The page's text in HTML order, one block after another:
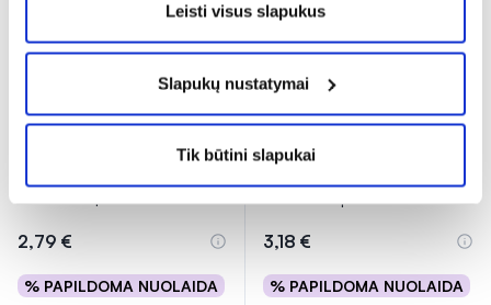
Leisti visus slapukus
Slapukų nustatymai
Tik būtini slapukai
2,79 €
% PAPILDOMA NUOLAIDA
ŠVENČIONIŲ
VAISTAŽOLĖS žolelių
3,18 €
% PAPILDOMA NUOLAIDA